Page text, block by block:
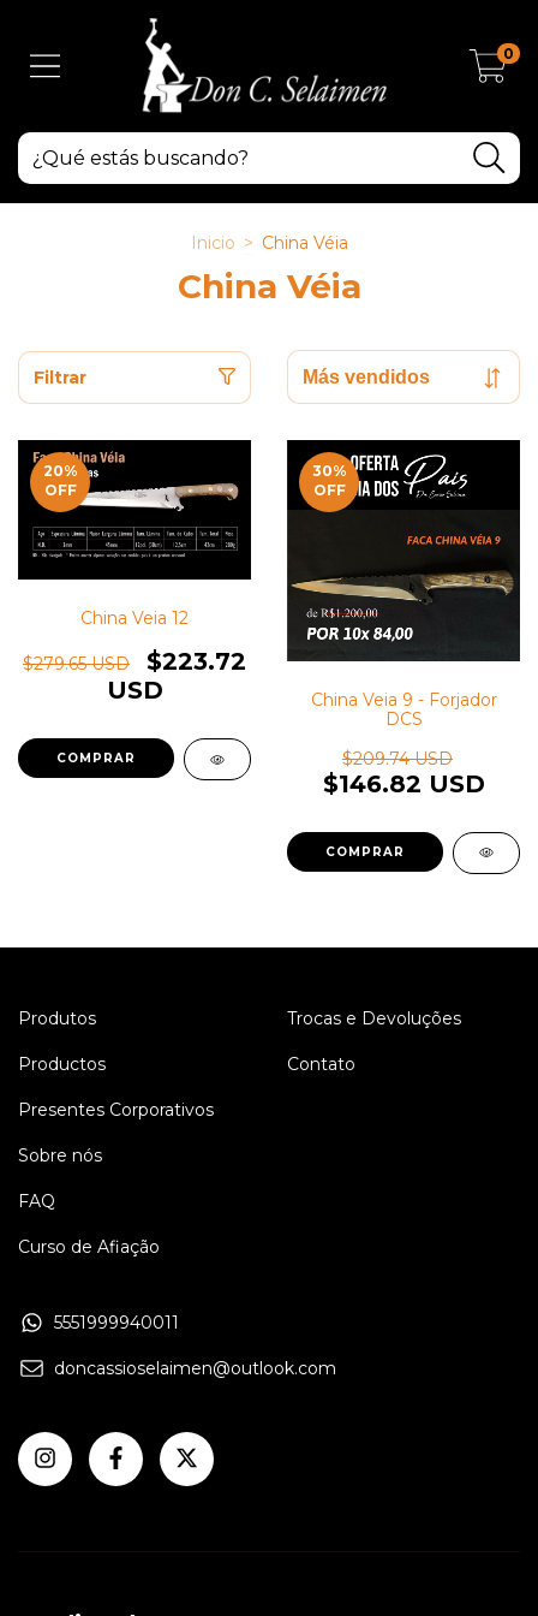
0
Inicio > China Véia
China Véia
Filtrar
20%
OFF
China Veia 12
$279.65 USD
$223.72
USD
30%
OFF
China Veia 9 - Forjador
DCS
$209.74 USD
$146.82 USD
Produtos
Productos
Presentes Corporativos
Sobre nós
FAQ
Curso de Afiação
Trocas e Devoluções
Contato
5551999940011
doncassioselaimen@outlook.com